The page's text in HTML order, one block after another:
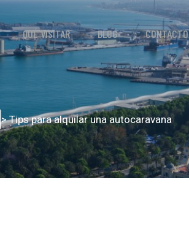
QUÉ VISITAR BLOG CONTACTO
> Tips para alquilar una autocaravana